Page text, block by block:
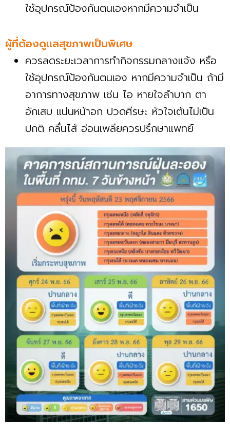
ใช้อุปกรณ์ป้องกันตนเองหากมีความจำเป็น
ผู้ที่ต้องดูแลสุขภาพเป็นพิเศษ
ควรลดระยะเวลาการทำกิจกรรมกลางแจ้ง หรือ
ใช้อุปกรณ์ป้องกันตนเอง หากมีความจำเป็น ถ้ามี
อาการทางสุขภาพ เช่น ไอ หายใจลำบาก ตา
อักเสบ แน่นหน้าอก ปวดศีรษะ หัวใจเต้นไม่เป็น
ปกติ คลื่นไส้ อ่อนเพลียควรปรึกษาแพทย์